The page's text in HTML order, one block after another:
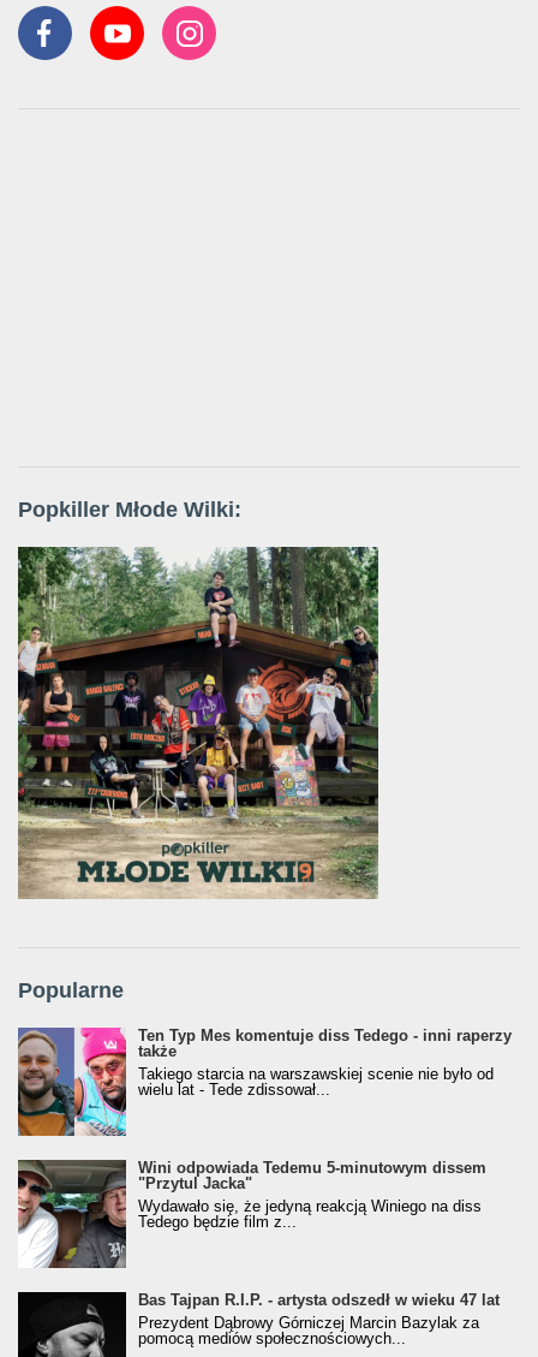
Popkiller Młode Wilki:
Popularne
Ten Typ Mes komentuje diss Tedego - inni raperzy
także
Takiego starcia na warszawskiej scenie nie było od
wielu lat - Tede zdissował...
Wini odpowiada Tedemu 5-minutowym dissem
"Przytul Jacka"
Wydawało się, że jedyną reakcją Winiego na diss
Tedego będzie film z...
Bas Tajpan R.I.P. - artysta odszedł w wieku 47 lat
Prezydent Dąbrowy Górniczej Marcin Bazylak za
pomocą mediów społecznościowych...